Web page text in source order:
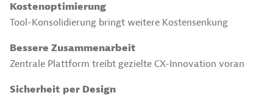
Kostenoptimierung
Tool-Konsolidierung bringt weitere Kostensenkung
Bessere Zusammenarbeit
Zentrale Plattform treibt gezielte CX-Innovation voran
Sicherheit per Design